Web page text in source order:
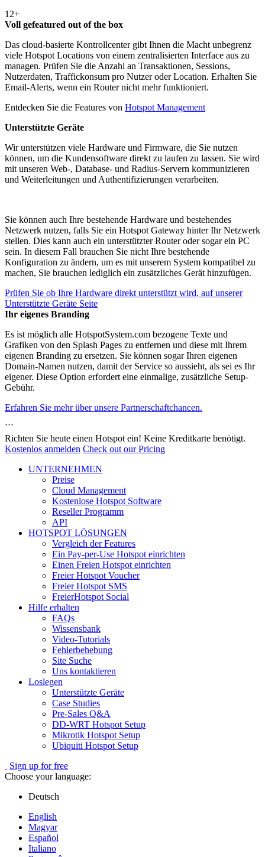
12+
Voll gefeatured out of the box
Das cloud-basierte Kontrollcenter gibt Ihnen die Macht unbegrenz
viele Hotspot Locations von einem zentralisierten Interface aus zu
managen. Prüfen Sie die Anzahl an Transaktionen, Sessions,
Nutzerdaten, Traffickonsum pro Nutzer oder Location. Erhalten Sie
Email-Alerts, wenn ein Router nicht mehr funktioniert.
Entdecken Sie die Features von Hotspot Management
Unterstützte Geräte
Wir unterstützen viele Hardware und Firmware, die Sie nutzen
können, um die Kundensoftware direkt zu laufen zu lassen. Sie wird
mit unseren Web-, Database- und Radius-Servern kommunizieren
und Weiterleitungen und Authentifizierungen verarbeiten.
Sie können auch Ihre bestehende Hardware und bestehendes
Netzwerk nutzen, falls Sie ein Hotspot Gateway hinter Ihr Netzwerk
stellen. Dies kann auch ein unterstützter Router oder sogar ein PC
sein. In diesem Fall brauchen Sie nicht Ihre bestehende
Konfiguration zu ändern, um es mit unserem System kompatibel zu
machen, Sie brauchen lediglich ein zusätzliches Gerät hinzufügen.
Prüfen Sie ob Ihre Hardware direkt unterstützt wird, auf unserer
Unterstützte Geräte Seite
Ihr eigenes Branding
Es ist möglich alle HotspotSystem.com bezogene Texte und
Grafiken von den Splash Pages zu entfernen und diese mit Ihrem
eigenen Branding zu ersetzen. Sie können sogar Ihren eigenen
Domain-Namen nutzen, damit der Service so aussieht, als sei es Ihr
eigener. Diese Option erfordert eine einmalige, zusätzliche Setup-
Gebühr.
Erfahren Sie mehr über unsere Partnerschaftchancen.
```
Richten Sie heute einen Hotspot ein! Keine Kreditkarte benötigt.
Kostenlos anmelden Check out our Pricing
UNTERNEHMEN
Preise
Cloud Management
Kostenlose Hotspot Software
Reseller Programm
API
HOTSPOT LÖSUNGEN
Vergleich der Features
Ein Pay-per-Use Hotspot einrichten
Einen Freien Hotspot einrichten
Freier Hotspot Voucher
Freier Hotspot SMS
FreierHotspot Social
Hilfe erhalten
FAQs
Wissensbank
Video-Tutorials
Fehlerbehebung
Site Suche
Uns kontaktieren
Loslegen
Unterstützte Geräte
Case Studies
Pre-Sales Q&A
DD-WRT Hotspot Setup
Mikrotik Hotspot Setup
Ubiquiti Hotspot Setup
Sign up for free
Choose your language:
Deutsch
English
Magyar
Español
Italiano